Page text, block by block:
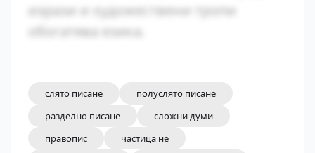
изрази и художествени тропи
обогатява езика.
слято писане
полуслято писане
разделно писане
сложни думи
правопис
частица не